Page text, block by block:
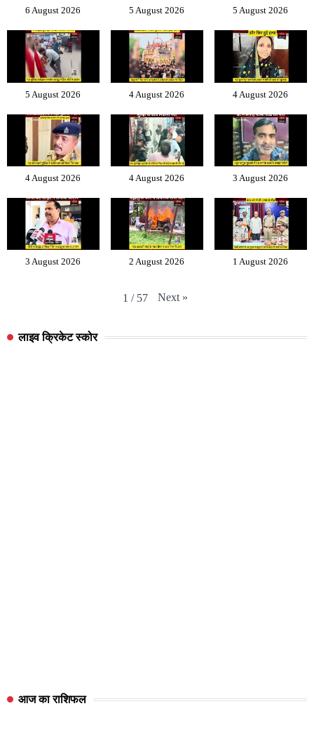
6 August 2026 5 August 2026 5 August 2026
5 August 2026 4 August 2026 4 August 2026
4 August 2026 4 August 2026 3 August 2026
3 August 2026 2 August 2026 1 August 2026
1 / 57 Next »
लाइव क्रिकेट स्कोर
आज का राशिफल